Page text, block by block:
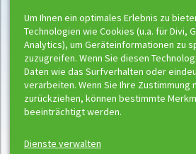
Um Ihnen ein optimales Erlebnis zu
Technologien wie Cookies (u.a. für Divi,
Analytics), um Geräteinformationen zu
zuzugreifen. Wenn Sie diesen
Daten wie das Surfverhalten oder
verarbeiten. Wenn Sie Ihre
zurückziehen, können bestimmte
beeinträchtigt werden.
Dienste verwalten
Team
Komplette
Trainer Berlin >
Trainer